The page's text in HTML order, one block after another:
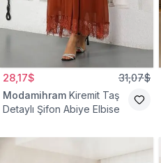
28,17$ 31,07$
Modamihram Kiremit Taş
Detaylı Şifon Abiye Elbise